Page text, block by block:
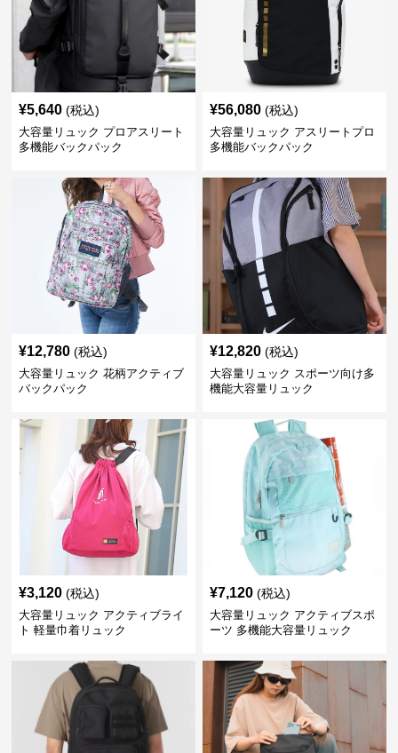
¥5,640 (税込)
大容量リュック プロアスリート
多機能バックパック
¥56,080 (税込)
大容量リュック アスリートプロ
多機能バックパック
¥12,780 (税込)
大容量リュック 花柄アクティブ
バックパック
¥12,820 (税込)
大容量リュック スポーツ向け多
機能大容量リュック
¥3,120 (税込)
大容量リュック アクティブライ
ト 軽量巾着リュック
¥7,120 (税込)
大容量リュック アクティブスポ
ーツ 多機能大容量リュック